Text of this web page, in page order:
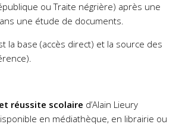
ou Traite négrière) après une
une étude de documents.
la base (accès direct) et la source des
réussite scolaire d’Alain Lieury
en médiathèque, en librairie ou